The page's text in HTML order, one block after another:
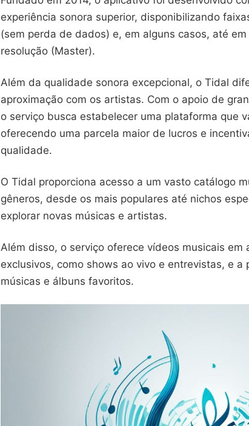
experiência sonora superior, disponibilizando
(sem perda de dados) e, em alguns casos, até
resolução (Master).
Além da qualidade sonora excepcional, o Tidal
aproximação com os artistas. Com o apoio de
o serviço busca estabelecer uma plataforma que
oferecendo uma parcela maior de lucros e
qualidade.
O Tidal proporciona acesso a um vasto catálogo
gêneros, desde os mais populares até nichos
explorar novas músicas e artistas.
Além disso, o serviço oferece vídeos musicais em
exclusivos, como shows ao vivo e entrevistas, e
músicas e álbuns favoritos.